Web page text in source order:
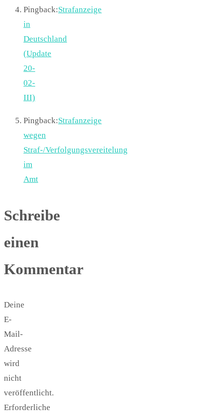
Pingback:Strafanzeige
in
Deutschland
(Update
20-
02-
III)
Pingback:Strafanzeige
wegen
Straf-/Verfolgungsvereitelung
im
Amt
Schreibe
einen
Kommentar
Deine
E-
Mail-
Adresse
wird
nicht
veröffentlicht.
Erforderliche